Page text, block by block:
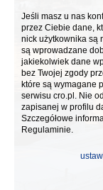
Jeśli masz u nas
przez Ciebie dane,
nick użytkownika są
są wprowadzane
jakiekolwiek dane
bez Twojej zgody
które są wymagane
serwisu cro.pl. Nie
zapisanej w profilu
Szczegółowe
Regulaminie.